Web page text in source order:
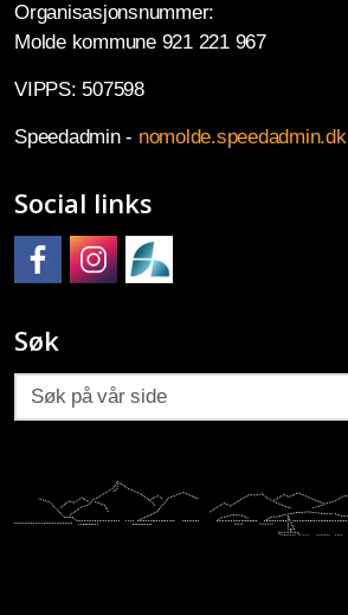
Organisasjonsnummer:
Molde kommune 921 221 967
VIPPS: 507598
Speedadmin - nomolde.speedadmin.dk
Social links
Søk